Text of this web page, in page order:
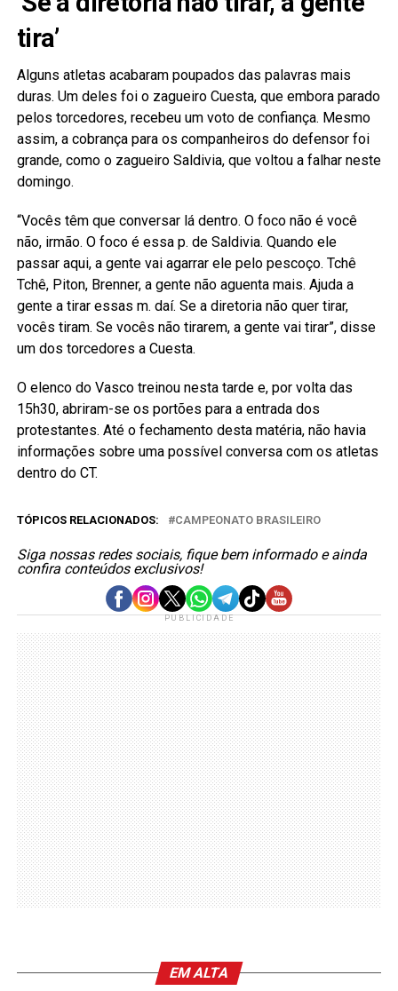
tira’
Alguns atletas acabaram poupados das palavras mais
duras. Um deles foi o zagueiro Cuesta, que embora parado
pelos torcedores, recebeu um voto de confiança. Mesmo
assim, a cobrança para os companheiros do defensor foi
grande, como o zagueiro Saldivia, que voltou a falhar neste
domingo.
“Vocês têm que conversar lá dentro. O foco não é você
não, irmão. O foco é essa p. de Saldivia. Quando ele
passar aqui, a gente vai agarrar ele pelo pescoço. Tchê
Tchê, Piton, Brenner, a gente não aguenta mais. Ajuda a
gente a tirar essas m. daí. Se a diretoria não quer tirar,
vocês tiram. Se vocês não tirarem, a gente vai tirar”, disse
um dos torcedores a Cuesta.
O elenco do Vasco treinou nesta tarde e, por volta das
15h30, abriram-se os portões para a entrada dos
protestantes. Até o fechamento desta matéria, não havia
informações sobre uma possível conversa com os atletas
dentro do CT.
TÓPICOS RELACIONADOS: CAMPEONATO BRASILEIRO
Siga nossas redes sociais, fique bem informado e ainda
confira conteúdos exclusivos!
PUBLICIDADE
EM ALTA